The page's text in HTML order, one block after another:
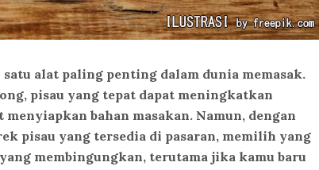
satu alat paling penting dalam dunia memasak.
pisau yang tepat dapat meningkatkan
bahan masakan. Namun, dengan
pisau yang tersedia di pasaran, memilih yang
membingungkan, terutama jika kamu baru